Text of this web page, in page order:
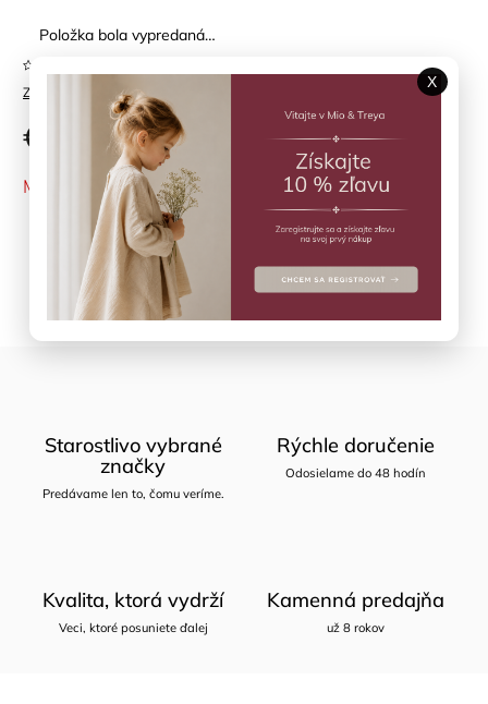
Položka bola vypredaná…
Značka:
€16,91
MOMENTÁLNE NEDOSTUPNÉ
Opýtať sa
Starostlivo vybrané
značky
Predávame len to, čomu veríme.
Rýchle doručenie
Odosielame do 48 hodín
Kvalita, ktorá vydrží
Veci, ktoré posuniete ďalej
Kamenná predajňa
už 8 rokov
X